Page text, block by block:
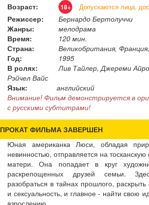
Возраст: 18+ Допускаются лица,
Режиссер:
Бернардо Бертолуччи
Жанры:
мелодрама
Время:
120 мин.
Страна:
Великобритания,
Год:
1995
В ролях:
Лив Тайлер, Джереми
Рэйчел Вайс
Язык:
английский
Внимание! Фильм демонстрируется в
с русскими субтитрами!
ПРОКАТ ФИЛЬМА ЗАВЕРШЕН
Юная американка Люси, обладая
невинностью, отправляется на
матери. Она попадает в круг
раскрепощенных друзей семьи.
разобраться в тайнах прошлого, раскрыть
и сексуальность, и главное - найти свою
взрослению.